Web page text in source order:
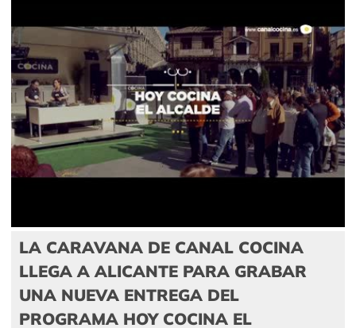
LA CARAVANA DE CANAL COCINA
LLEGA A ALICANTE PARA GRABAR
UNA NUEVA ENTREGA DEL
PROGRAMA HOY COCINA EL